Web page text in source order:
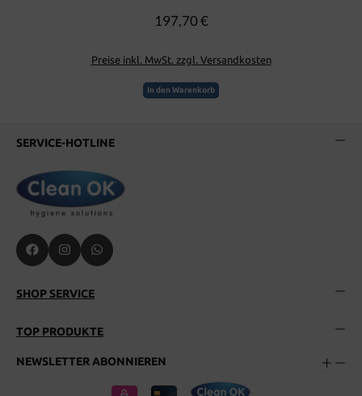
Regulärer Preis:
197,70 €
Preise inkl. MwSt. zzgl. Versandkosten
In den Warenkorb
SERVICE-HOTLINE
SHOP SERVICE
TOP PRODUKTE
NEWSLETTER ABONNIEREN